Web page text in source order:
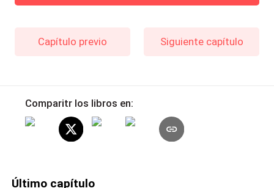
Capítulo previo Siguiente capítulo
Comparitr los libros en:
Último capítulo